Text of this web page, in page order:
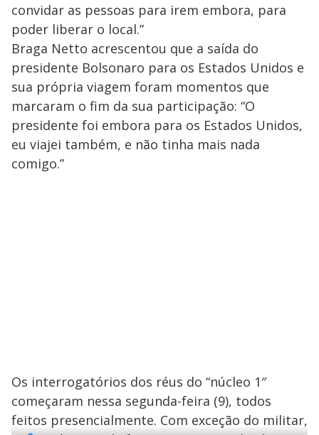
convidar as pessoas para irem embora, para
poder liberar o local.”
Braga Netto acrescentou que a saída do
presidente Bolsonaro para os Estados Unidos e
sua própria viagem foram momentos que
marcaram o fim da sua participação: “O
presidente foi embora para os Estados Unidos,
eu viajei também, e não tinha mais nada
comigo.”
Os interrogatórios dos réus do “núcleo 1″
começaram nessa segunda-feira (9), todos
feitos presencialmente. Com exceção do militar,